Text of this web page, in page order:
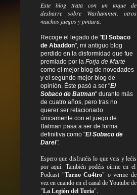
Este blog trata con un toque de
desbarre sobre Warhammer, otros
muchos juegos y pintura.
Recoge el legado de "El Sobaco
de Abaddon", mi antiguo blog
perdido en la disformidad que fue
premiado por la Forja de Marte
como el mejor blog de novedades
y el segundo mejor blog de
opinión. Éste pasó a ser "El
Sobaco de Batman" durante más
de cuatro años, pero tras no
querer ser relacionado
únicamente con el juego de
Batman pasa a ser de forma
definitiva como "El Sobaco de
Darel".
Espero que disfrutéis lo queveis yleéis
por aquí. También podéis oírme en el
Podcast "Turno Cu4tro" o verme de
vez en cuando en el canal de Youtube de
"La Legión del Turia".